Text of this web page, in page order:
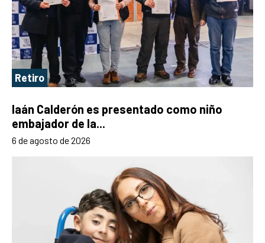
Retiro
Iaán Calderón es presentado como niño
embajador de la...
6 de agosto de 2026